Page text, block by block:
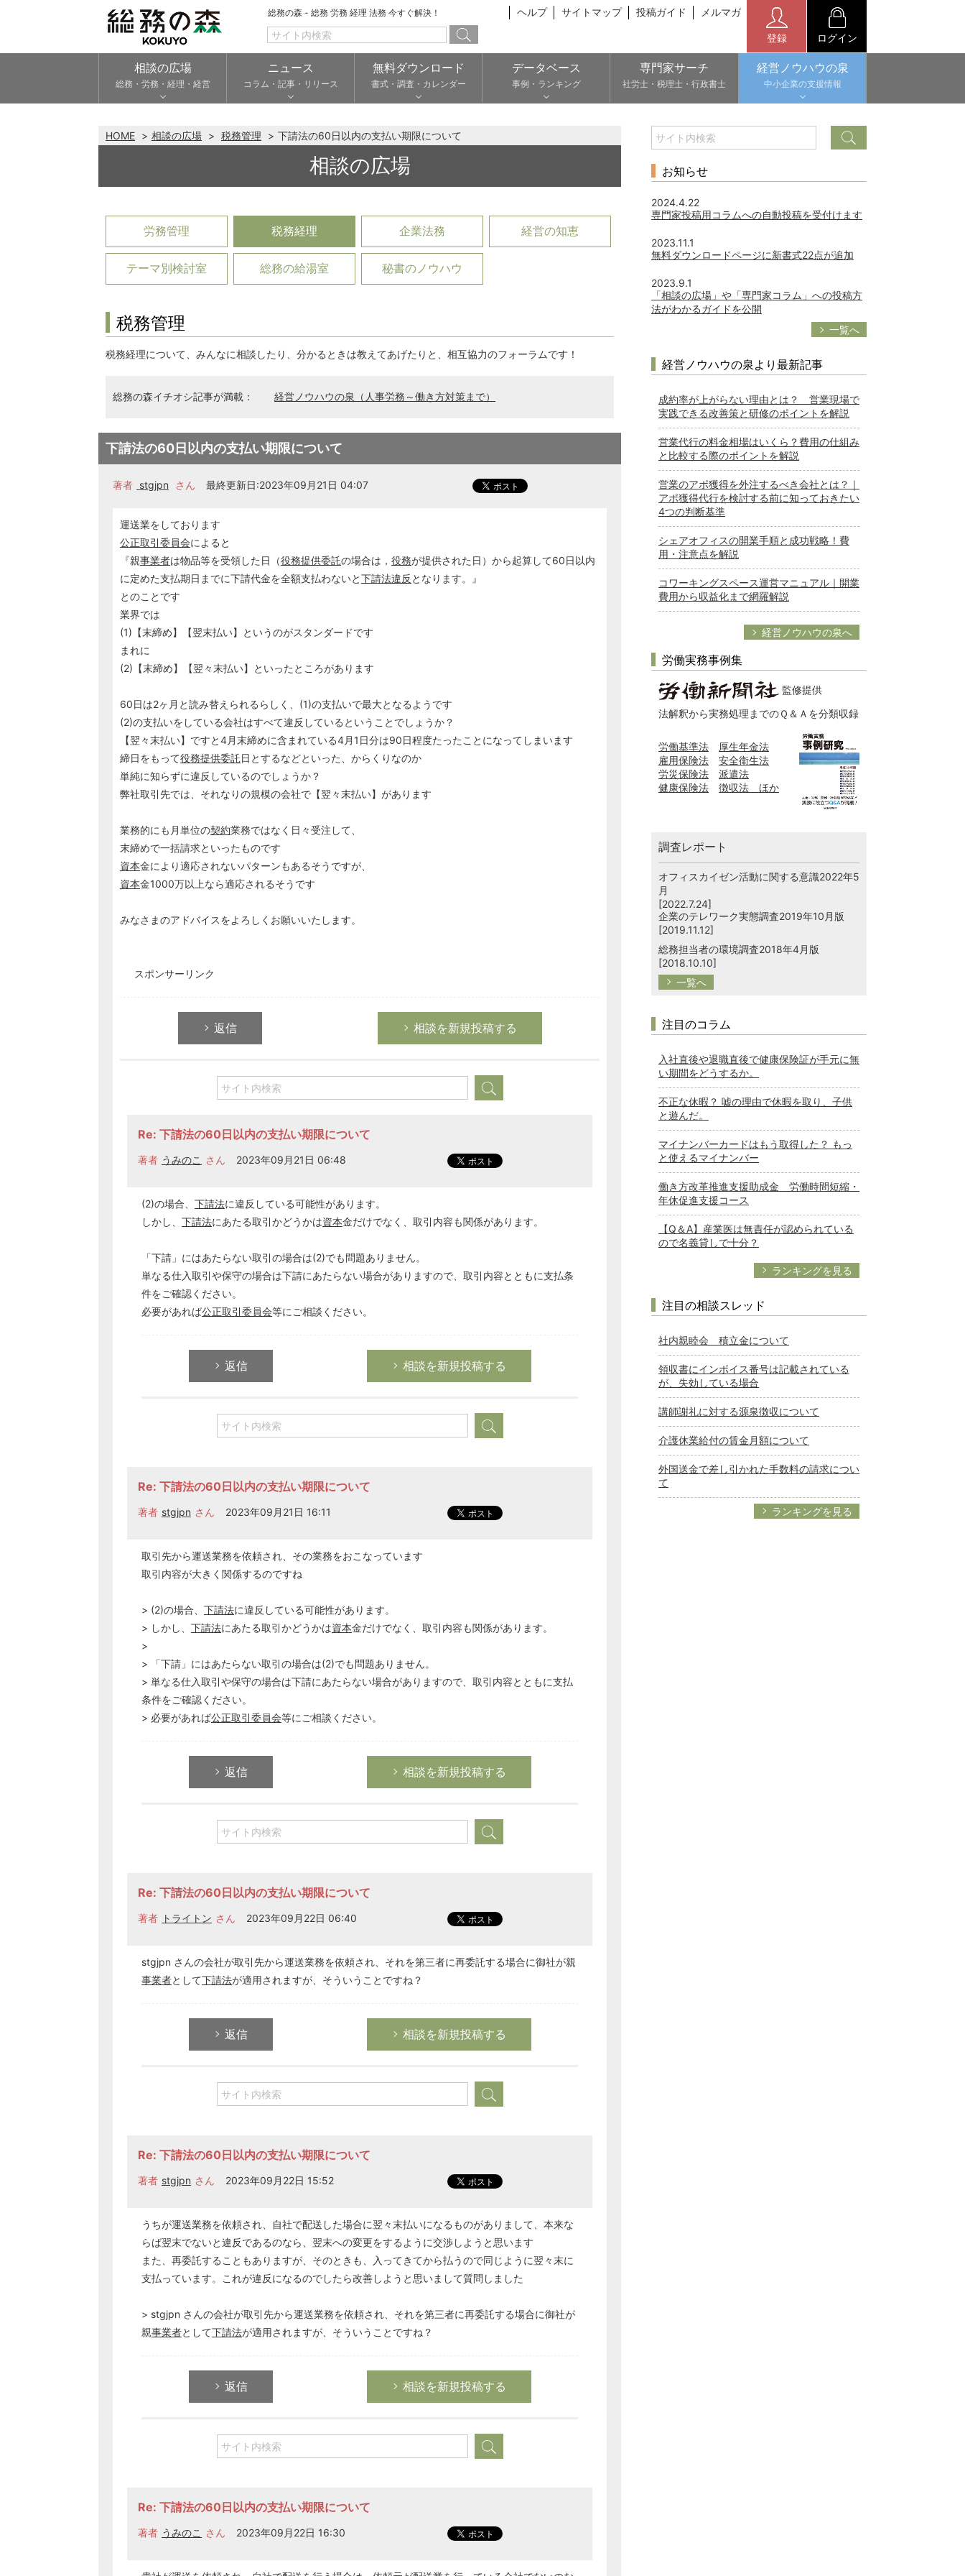
総務の森 - 総務 労務 経理 法務 今すぐ解決！ ヘルプ サイトマップ 投稿ガイド メルマガ
登録 ログイン
相談の広場
総務・労務・経理・経営
ニュース
コラム・記事・リリース
無料ダウンロード
書式・調査・カレンダー
データベース
事例・ランキング
専門家サーチ
社労士・税理士・行政書士
経営ノウハウの泉
中小企業の支援情報
HOME 相談の広場 税務管理 下請法の60日以内の支払い期限について
相談の広場
労務管理 税務経理 企業法務 経営の知恵
テーマ別検討室 総務の給湯室 秘書のノウハウ
税務管理
税務経理について、みんなに相談したり、分かるときは教えてあげたりと、相互協力のフォーラムです！
総務の森イチオシ記事が満載： 経営ノウハウの泉（人事労務～働き方対策まで）
下請法の60日以内の支払い期限について
著者 stgjpn さん 最終更新日:2023年09月21日 04:07
運送業をしております
公正取引委員会によると
『親事業者は物品等を受領した日（役務提供委託の場合は， 役務が提供された日）から起算して60日以内
に定めた支払期日までに下請代金を全額支払わないと下請法違反 となります。』
とのことです
業界では
(1)【末締め】【翌末払い】というのがスタンダードです
まれに
(2)【末締め】【翌々末払い】といったところがあります
60日は2ヶ月と読み替えられるらしく、(1)の支払いで最大となるようです
(2)の支払いをしている会社はすべて違反しているということでしょうか？
【翌々末払い】ですと4月末締めに含まれている4月1日分は90日程度たったことになってしまいます
締日をもって役務提供委託日とするなどといった、からくりなのか
単純に知らずに違反しているのでしょうか？
弊社取引先では、それなりの規模の会社で【翌々末払い】があります
業務的にも月単位の契約業務ではなく日々受注して、
末締めで一括請求といったものです
資本金により適応されないパターンもあるそうですが、
資本金1000万以上なら適応されるそうです
みなさまのアドバイスをよろしくお願いいたします。
スポンサーリンク
返信 相談を新規投稿する
Re: 下請法の60日以内の支払い期限について
著者 うみのこ さん 2023年09月21日 06:48
(2)の場合、 下請法に違反している可能性があります。
しかし、 下請法にあたる取引かどうかは資本金だけでなく、取引内容も関係があります。
「下請」にはあたらない取引の場合は(2)でも問題ありません。
単なる仕入取引や保守の場合は下請にあたらない場合がありますので、取引内容とともに支払条
件をご確認ください。
必要があれば公正取引委員会等にご相談ください。
返信 相談を新規投稿する
Re: 下請法の60日以内の支払い期限について
著者 stgjpn さん 2023年09月21日 16:11
取引先から運送業務を依頼され、その業務をおこなっています
取引内容が大きく関係するのですね
> (2)の場合、 下請法に違反している可能性があります。
> しかし、 下請法にあたる取引かどうかは資本金だけでなく、取引内容も関係があります。
>
> 「下請」にはあたらない取引の場合は(2)でも問題ありません。
> 単なる仕入取引や保守の場合は下請にあたらない場合がありますので、取引内容とともに支払
条件をご確認ください。
> 必要があれば公正取引委員会等にご相談ください。
返信 相談を新規投稿する
Re: 下請法の60日以内の支払い期限について
著者 トライトン さん 2023年09月22日 06:40
stgjpn さんの会社が取引先から運送業務を依頼され、それを第三者に再委託する場合に御社が親
事業者として下請法が適用されますが、そういうことですね？
返信 相談を新規投稿する
Re: 下請法の60日以内の支払い期限について
著者 stgjpn さん 2023年09月22日 15:52
うちが運送業務を依頼され、自社で配送した場合に翌々末払いになるものがありまして、本来な
らば翌末でないと違反であるのなら、翌末への変更をするように交渉しようと思います
また、再委託することもありますが、そのときも、入ってきてから払うので同じように翌々末に
支払っています。これが違反になるのでしたら改善しようと思いまして質問しました
> stgjpn さんの会社が取引先から運送業務を依頼され、それを第三者に再委託する場合に御社が
親事業者として下請法が適用されますが、そういうことですね？
返信 相談を新規投稿する
Re: 下請法の60日以内の支払い期限について
著者 うみのこ さん 2023年09月22日 16:30
どのカテゴリーに投稿しますか？
労務管理
経営の知恵
秘書のノウハウ
次へ
お知らせ
2024.4.22
専門家投稿用コラムへの自動投稿を受付けます
2023.11.1
無料ダウンロードページに新書式22点が追加
2023.9.1
「相談の広場」や「専門家コラム」への投稿方
法がわかるガイドを公開
一覧へ
経営ノウハウの泉より最新記事
成約率が上がらない理由とは？ 営業現場で
実践できる改善策と研修のポイントを解説
営業代行の料金相場はいくら？費用の仕組み
と比較する際のポイントを解説
営業のアポ獲得を外注するべき会社とは？｜
アポ獲得代行を検討する前に知っておきたい
4つの判断基準
シェアオフィスの開業手順と成功戦略！費
用・注意点を解説
コワーキングスペース運営マニュアル｜開業
費用から収益化まで網羅解説
経営ノウハウの泉へ
労働実務事例集
監修提供
法解釈から実務処理までのＱ＆Ａを分類収録
労働基準法
厚生年金法
雇用保険法
安全衛生法
労災保険法
派遣法
健康保険法
徴収法 ほか
調査レポート
オフィスカイゼン活動に関する意識2022年5
月
[2022.7.24]
企業のテレワーク実態調査2019年10月版
[2019.11.12]
総務担当者の環境調査2018年4月版
[2018.10.10]
一覧へ
注目のコラム
入社直後や退職直後で健康保険証が手元に無
い期間をどうするか。
不正な休暇？ 嘘の理由で休暇を取り、子供
と遊んだ。
マイナンバーカードはもう取得した？ もっ
と使えるマイナンバー
働き方改革推進支援助成金 労働時間短縮・
年休促進支援コース
【Q＆A】産業医は無責任が認められている
ので名義貸しで十分？
ランキングを見る
注目の相談スレッド
社内親睦会 積立金について
領収書にインボイス番号は記載されている
が、失効している場合
講師謝礼に対する源泉徴収について
介護休業給付の賃金月額について
外国送金で差し引かれた手数料の請求につい
て
ランキングを見る